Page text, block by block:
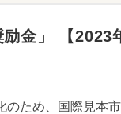
金」 【2023
ため、国際見本